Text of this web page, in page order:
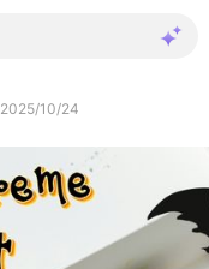
2025/10/24